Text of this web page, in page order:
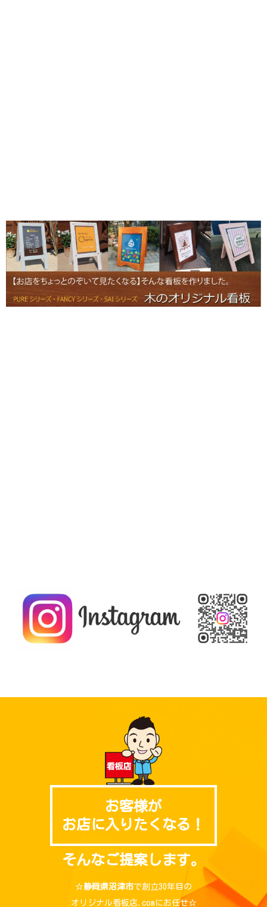
お客様が
お店に入りたくなる！
そんなご提案します。
☆静岡県沼津市で創立30年目の
オリジナル看板店.comにお任せ☆